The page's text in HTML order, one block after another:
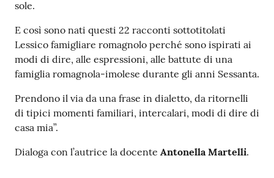
Patto
per
la
lettura
Seguici
sole.
E così sono nati questi 22 racconti sottotitolati
Lessico famigliare romagnolo perché sono ispirati ai
modi di dire, alle espressioni, alle battute di una
famiglia romagnola-imolese durante gli anni Sessanta.
Prendono il via da una frase in dialetto, da ritornelli
di tipici momenti familiari, intercalari, modi di dire di
casa mia”.
Dialoga con l’autrice la docente Antonella Martelli.